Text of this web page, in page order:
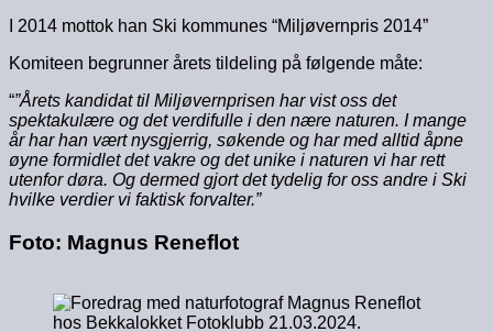
I 2014 mottok han Ski kommunes “Miljøvernpris 2014”
Komiteen begrunner årets tildeling på følgende måte:
“”Årets kandidat til Miljøvernprisen har vist oss det
spektakulære og det verdifulle i den nære naturen. I mange
år har han vært nysgjerrig, søkende og har med alltid åpne
øyne formidlet det vakre og det unike i naturen vi har rett
utenfor døra. Og dermed gjort det tydelig for oss andre i Ski
hvilke verdier vi faktisk forvalter.”
Foto: Magnus Reneflot